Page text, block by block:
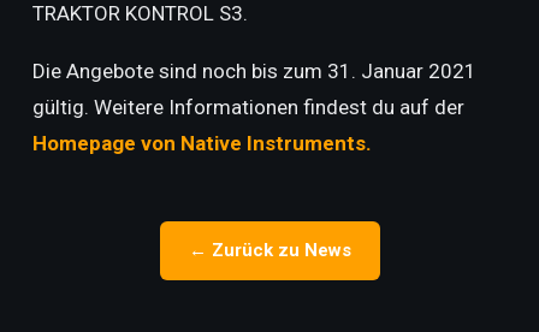
TRAKTOR KONTROL S3.
Die Angebote sind noch bis zum 31. Januar 2021
gültig. Weitere Informationen findest du auf der
Homepage von Native Instruments.
← Zurück zu News